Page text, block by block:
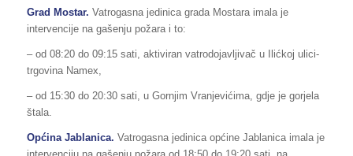
Grad Mostar. Vatrogasna jedinica grada Mostara imala je
intervencije na gašenju požara i to:
– od 08:20 do 09:15 sati, aktiviran vatrodojavljivač u Ilićkoj ulici-
trgovina Namex,
– od 15:30 do 20:30 sati, u Gornjim Vranjevićima, gdje je gorjela
štala.
Općina Jablanica. Vatrogasna jedinica općine Jablanica imala je